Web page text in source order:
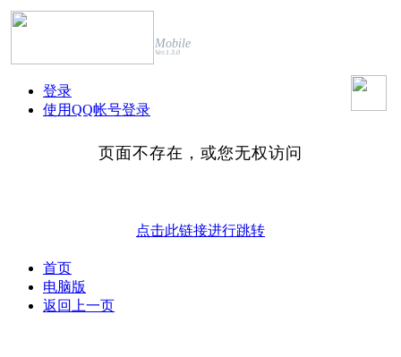
Mobile
Ver.1.3.0
登录
使用QQ帐号登录
页面不存在，或您无权访问
点击此链接进行跳转
首页
电脑版
返回上一页